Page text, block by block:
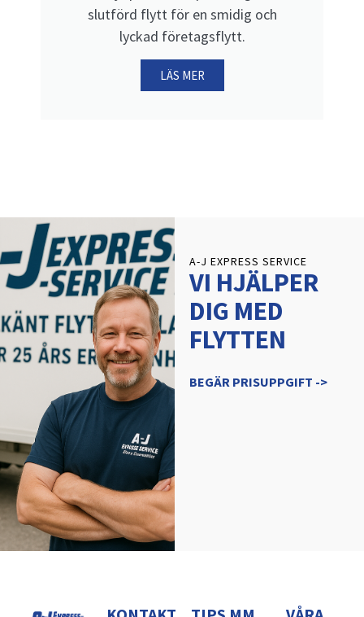
slutförd flytt för en smidig och
lyckad företagsflytt.
LÄS MER
A-J EXPRESS SERVICE
VI HJÄLPER
DIG MED
FLYTTEN
BEGÄR PRISUPPGIFT ->